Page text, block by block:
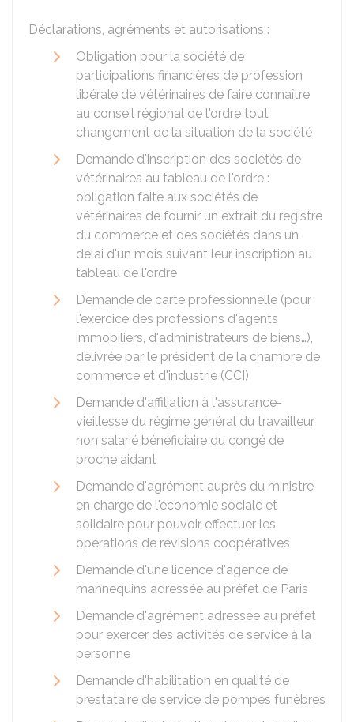
Déclarations, agréments et autorisations :
Obligation pour la société de
participations financières de profession
libérale de vétérinaires de faire connaître
au conseil régional de l'ordre tout
changement de la situation de la société
Demande d'inscription des sociétés de
vétérinaires au tableau de l'ordre :
obligation faite aux sociétés de
vétérinaires de fournir un extrait du registre
du commerce et des sociétés dans un
délai d'un mois suivant leur inscription au
tableau de l'ordre
Demande de carte professionnelle (pour
l'exercice des professions d'agents
immobiliers, d'administrateurs de biens…),
délivrée par le président de la chambre de
commerce et d'industrie (CCI)
Demande d'affiliation à l'assurance-
vieillesse du régime général du travailleur
non salarié bénéficiaire du congé de
proche aidant
Demande d'agrément auprès du ministre
en charge de l'économie sociale et
solidaire pour pouvoir effectuer les
opérations de révisions coopératives
Demande d'une licence d'agence de
mannequins adressée au préfet de Paris
Demande d'agrément adressée au préfet
pour exercer des activités de service à la
personne
Demande d'habilitation en qualité de
prestataire de service de pompes funèbres